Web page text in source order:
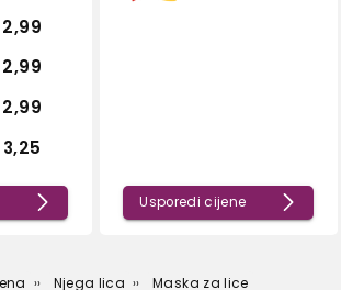
2,99
2,99
2,99
3,25
Usporedi cijene
Njega lica Maska za lice